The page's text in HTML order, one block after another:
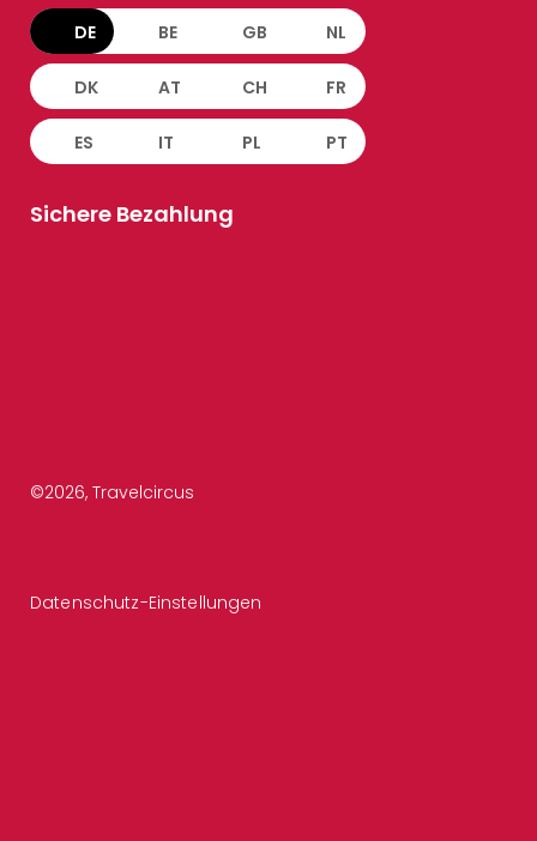
DE BE GB NL
DK AT CH FR
ES IT PL PT
Sichere Bezahlung
©2026, Travelcircus
Datenschutz-Einstellungen